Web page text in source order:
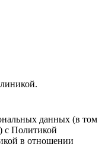
данных (в том
с Политикой
в отношении